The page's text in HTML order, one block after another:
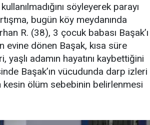
söyleyerek parayı
bugün köy meydanında
R. (38), 3 çocuk babası Başak’ı
evine dönen Başak, kısa süre
adamın hayatını kaybettiğini
Başak’ın vücudunda darp izleri
kesin ölüm sebebinin belirlenmesi